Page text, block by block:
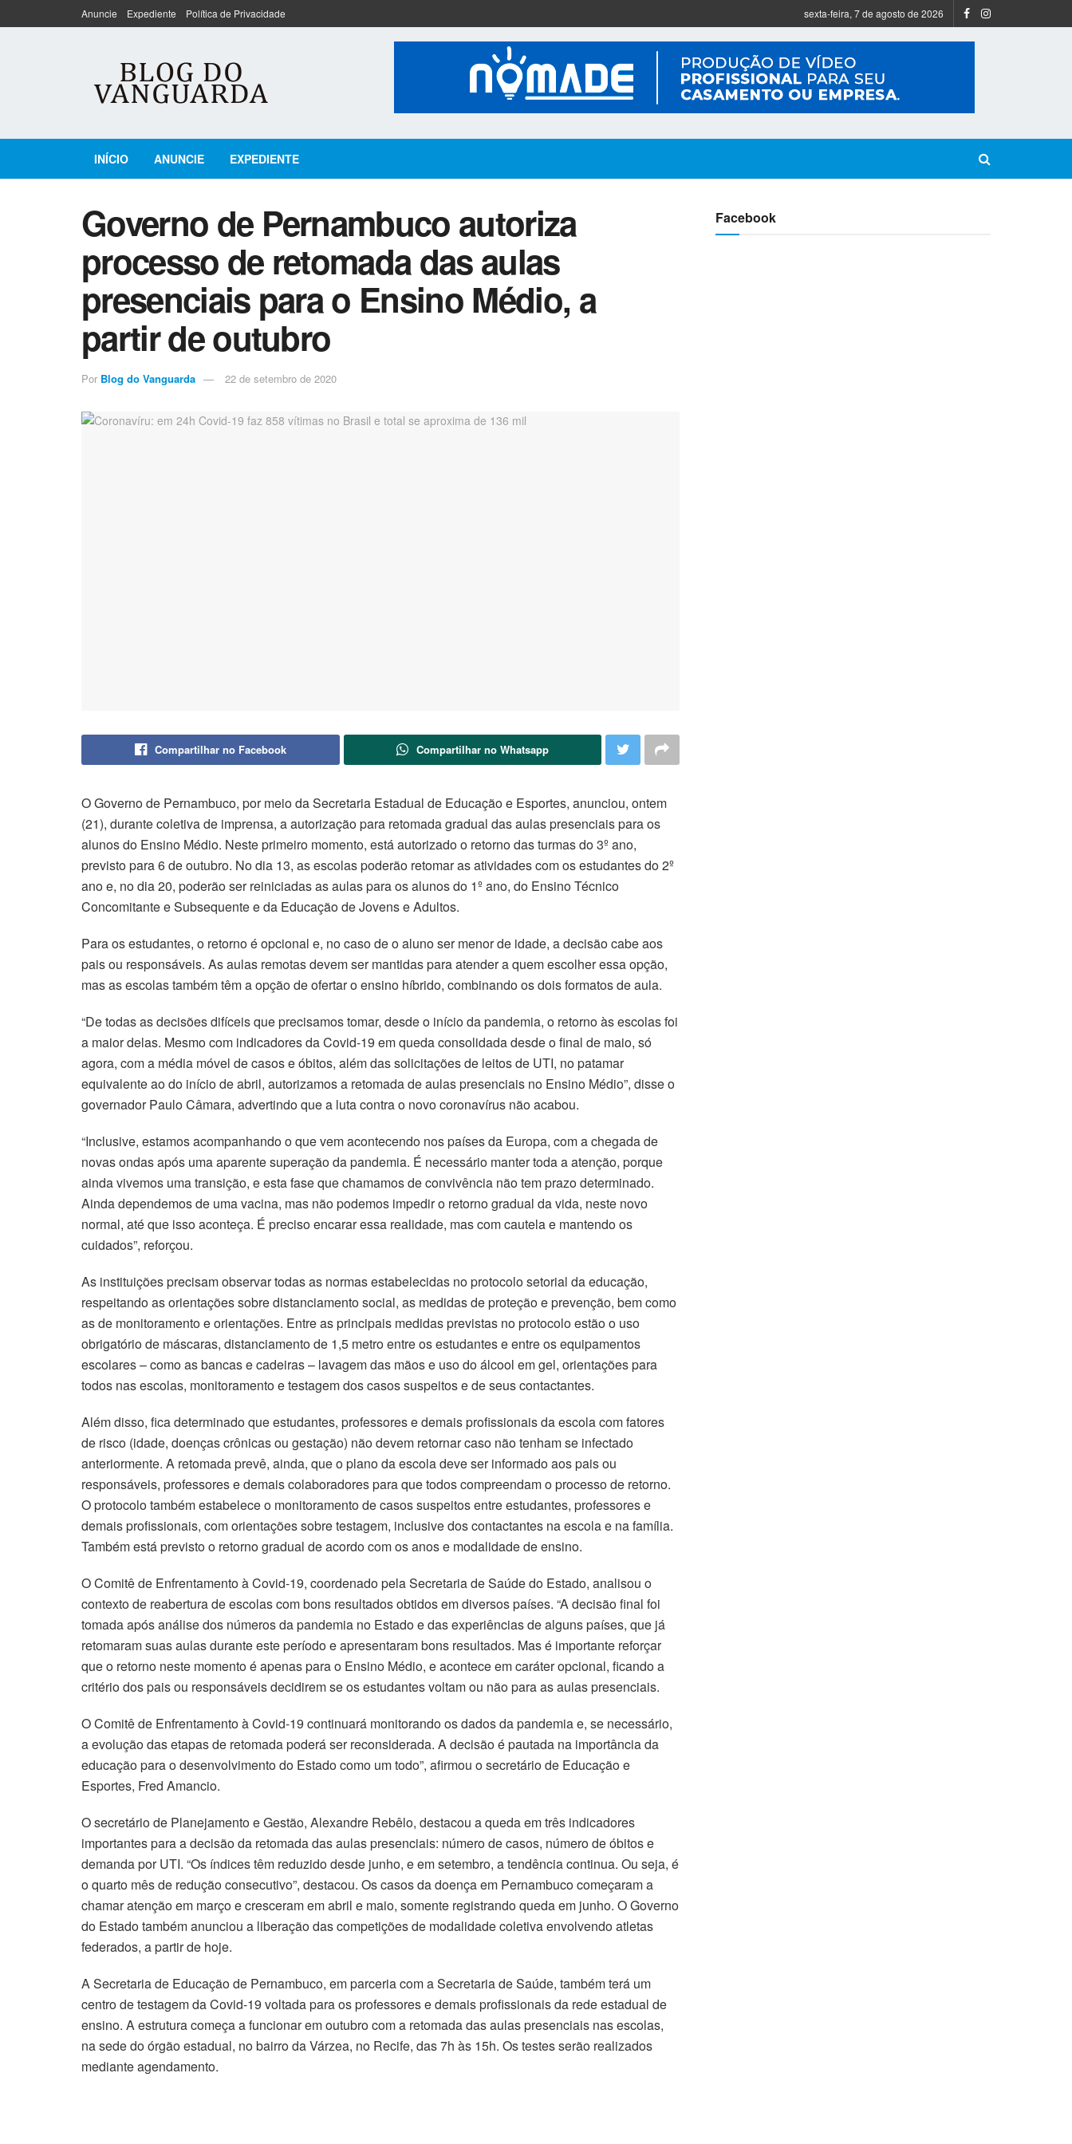
Anuncie Expediente Política de Privacidade sexta-feira, 7 de agosto de 2026
INÍCIO ANUNCIE EXPEDIENTE
Governo de Pernambuco autoriza
processo de retomada das aulas
presenciais para o Ensino Médio, a
partir de outubro
Por Blog do Vanguarda 22 de setembro de 2020
Compartilhar no Facebook Compartilhar no Whatsapp
O Governo de Pernambuco, por meio da Secretaria Estadual de Educação e Esportes, anunciou, ontem
(21), durante coletiva de imprensa, a autorização para retomada gradual das aulas presenciais para os
alunos do Ensino Médio. Neste primeiro momento, está autorizado o retorno das turmas do 3º ano,
previsto para 6 de outubro. No dia 13, as escolas poderão retomar as atividades com os estudantes do 2º
ano e, no dia 20, poderão ser reiniciadas as aulas para os alunos do 1º ano, do Ensino Técnico
Concomitante e Subsequente e da Educação de Jovens e Adultos.
Para os estudantes, o retorno é opcional e, no caso de o aluno ser menor de idade, a decisão cabe aos
pais ou responsáveis. As aulas remotas devem ser mantidas para atender a quem escolher essa opção,
mas as escolas também têm a opção de ofertar o ensino híbrido, combinando os dois formatos de aula.
“De todas as decisões difíceis que precisamos tomar, desde o início da pandemia, o retorno às escolas foi
a maior delas. Mesmo com indicadores da Covid-19 em queda consolidada desde o final de maio, só
agora, com a média móvel de casos e óbitos, além das solicitações de leitos de UTI, no patamar
equivalente ao do início de abril, autorizamos a retomada de aulas presenciais no Ensino Médio”, disse o
governador Paulo Câmara, advertindo que a luta contra o novo coronavírus não acabou.
“Inclusive, estamos acompanhando o que vem acontecendo nos países da Europa, com a chegada de
novas ondas após uma aparente superação da pandemia. É necessário manter toda a atenção, porque
ainda vivemos uma transição, e esta fase que chamamos de convivência não tem prazo determinado.
Ainda dependemos de uma vacina, mas não podemos impedir o retorno gradual da vida, neste novo
normal, até que isso aconteça. É preciso encarar essa realidade, mas com cautela e mantendo os
cuidados”, reforçou.
As instituições precisam observar todas as normas estabelecidas no protocolo setorial da educação,
respeitando as orientações sobre distanciamento social, as medidas de proteção e prevenção, bem como
as de monitoramento e orientações. Entre as principais medidas previstas no protocolo estão o uso
obrigatório de máscaras, distanciamento de 1,5 metro entre os estudantes e entre os equipamentos
escolares – como as bancas e cadeiras – lavagem das mãos e uso do álcool em gel, orientações para
todos nas escolas, monitoramento e testagem dos casos suspeitos e de seus contactantes.
Além disso, fica determinado que estudantes, professores e demais profissionais da escola com fatores
de risco (idade, doenças crônicas ou gestação) não devem retornar caso não tenham se infectado
anteriormente. A retomada prevê, ainda, que o plano da escola deve ser informado aos pais ou
responsáveis, professores e demais colaboradores para que todos compreendam o processo de retorno.
O protocolo também estabelece o monitoramento de casos suspeitos entre estudantes, professores e
demais profissionais, com orientações sobre testagem, inclusive dos contactantes na escola e na família.
Também está previsto o retorno gradual de acordo com os anos e modalidade de ensino.
O Comitê de Enfrentamento à Covid-19, coordenado pela Secretaria de Saúde do Estado, analisou o
contexto de reabertura de escolas com bons resultados obtidos em diversos países. “A decisão final foi
tomada após análise dos números da pandemia no Estado e das experiências de alguns países, que já
retomaram suas aulas durante este período e apresentaram bons resultados. Mas é importante reforçar
que o retorno neste momento é apenas para o Ensino Médio, e acontece em caráter opcional, ficando a
critério dos pais ou responsáveis decidirem se os estudantes voltam ou não para as aulas presenciais.
O Comitê de Enfrentamento à Covid-19 continuará monitorando os dados da pandemia e, se necessário,
a evolução das etapas de retomada poderá ser reconsiderada. A decisão é pautada na importância da
educação para o desenvolvimento do Estado como um todo”, afirmou o secretário de Educação e
Esportes, Fred Amancio.
O secretário de Planejamento e Gestão, Alexandre Rebêlo, destacou a queda em três indicadores
importantes para a decisão da retomada das aulas presenciais: número de casos, número de óbitos e
demanda por UTI. “Os índices têm reduzido desde junho, e em setembro, a tendência continua. Ou seja, é
o quarto mês de redução consecutivo”, destacou. Os casos da doença em Pernambuco começaram a
chamar atenção em março e cresceram em abril e maio, somente registrando queda em junho. O Governo
do Estado também anunciou a liberação das competições de modalidade coletiva envolvendo atletas
federados, a partir de hoje.
A Secretaria de Educação de Pernambuco, em parceria com a Secretaria de Saúde, também terá um
centro de testagem da Covid-19 voltada para os professores e demais profissionais da rede estadual de
ensino. A estrutura começa a funcionar em outubro com a retomada das aulas presenciais nas escolas,
na sede do órgão estadual, no bairro da Várzea, no Recife, das 7h às 15h. Os testes serão realizados
mediante agendamento.
Facebook